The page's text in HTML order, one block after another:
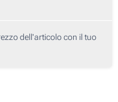
dell'articolo con il tuo